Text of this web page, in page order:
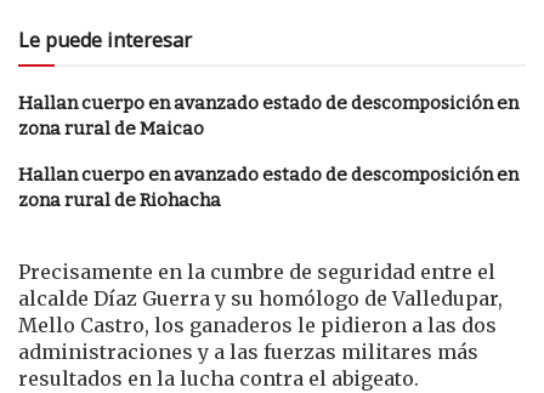
Le puede interesar
Hallan cuerpo en avanzado estado de descomposición en
zona rural de Maicao
Hallan cuerpo en avanzado estado de descomposición en
zona rural de Riohacha
Precisamente en la cumbre de seguridad entre el
alcalde Díaz Guerra y su homólogo de Valledupar,
Mello Castro, los ganaderos le pidieron a las dos
administraciones y a las fuerzas militares más
resultados en la lucha contra el abigeato.